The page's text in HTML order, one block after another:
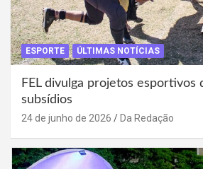
ESPORTE ÚLTIMAS NOTÍCIAS
FEL divulga projetos esportivos
subsídios
24 de junho de 2026 Da Redação